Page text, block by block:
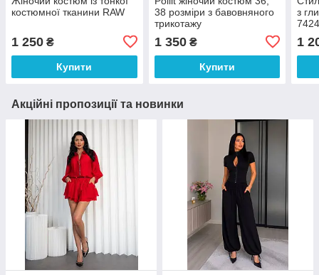
костюмної тканини RAW
1 250 ₴
Купити
38 розміри з бавовняного
трикотажу
1 350₴
Купити
з
1
Акційні пропозиції та новинки